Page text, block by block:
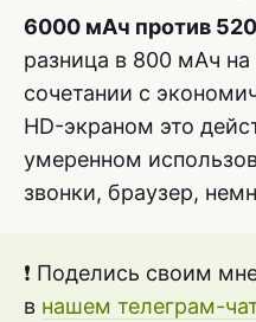
6000 мАч против
разница в 800 мАч
сочетании с
HD-экраном это
умеренном
звонки, браузер,
❗ Поделись своим
в нашем телеграм-